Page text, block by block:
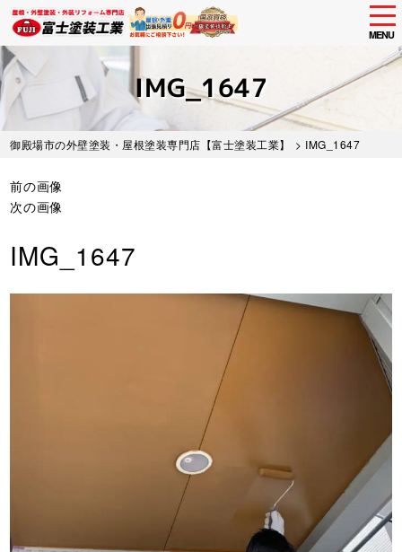
Skip
to
main
content
MENU
IMG_1647
御殿場市の外壁塗装・屋根塗装専門店【富士塗装工業】 > IMG_1647
前の画像
次の画像
IMG_1647